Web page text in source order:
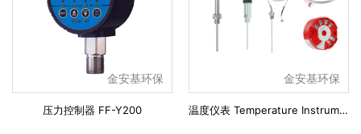
金安基环保
压力控制器 FF-Y200
金安基环保
温度仪表 Temperature Instruments